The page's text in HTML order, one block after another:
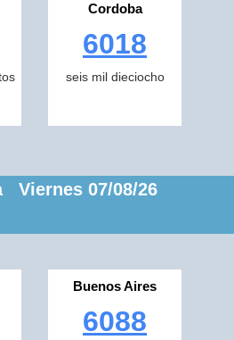
Cordoba
6018
seis mil dieciocho
Viernes 07/08/26
Buenos Aires
6088